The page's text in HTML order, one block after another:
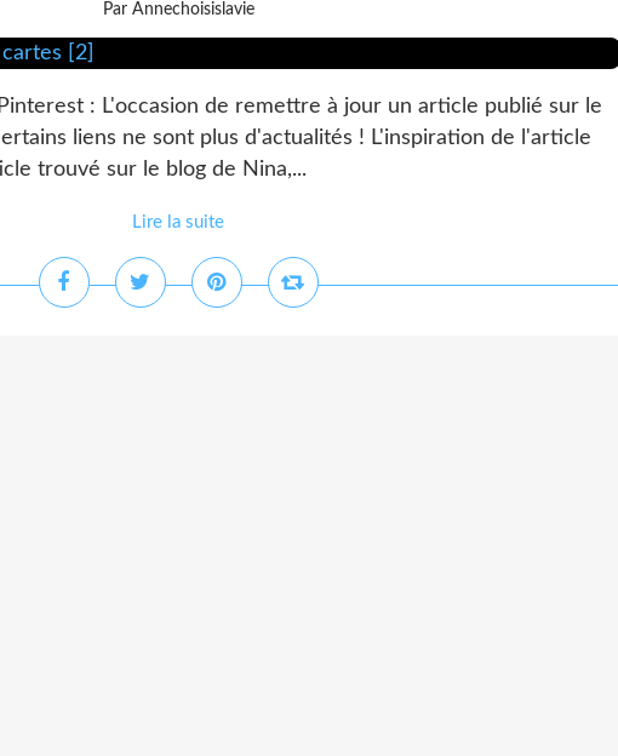
Par Annechoisislavie
: L'occasion de remettre à jour un article publié sur le
liens ne sont plus d'actualités ! L'inspiration de l'article
trouvé sur le blog de Nina,...
Lire la suite